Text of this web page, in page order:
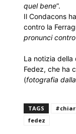
quel bene”.
Il Condacons
contro la
pronunci
La notizia della
Fedez, che ha
(fotografia
TAGS
fedez